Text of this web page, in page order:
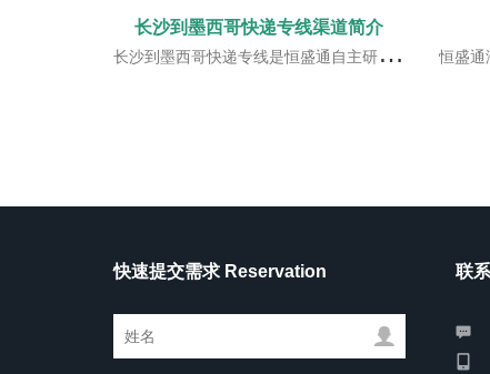
长沙到墨西哥快递专线渠道简介
长沙到墨西哥快递专线是恒盛通自主研发的一条直飞墨西哥的专线快递渠道。客户线上下单，我司上门揽收，并操作出库，经香港直飞墨西哥，当地清关完成后，交给当地知名快递公司安排派送 恒盛通海运货代公司提供
快速提交需求 Reservation 联